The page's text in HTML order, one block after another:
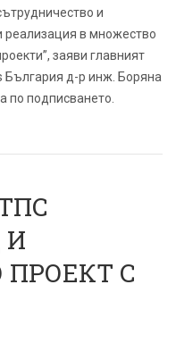
и
реализация в множество
заяви главният
България д-р инж. Боряна
по подписването.
И
С